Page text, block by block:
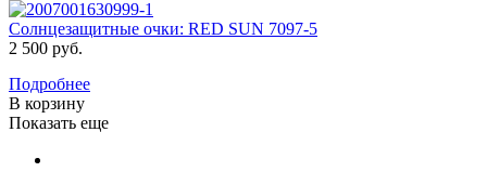
Солнцезащитные очки: RED SUN 7097-5
2 500 руб.
Подробнее
В корзину
Показать еще